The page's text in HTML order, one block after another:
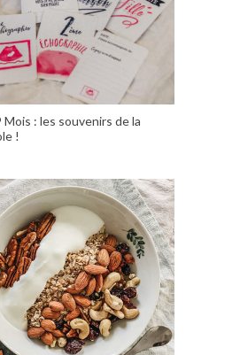
: les souvenirs de la
!